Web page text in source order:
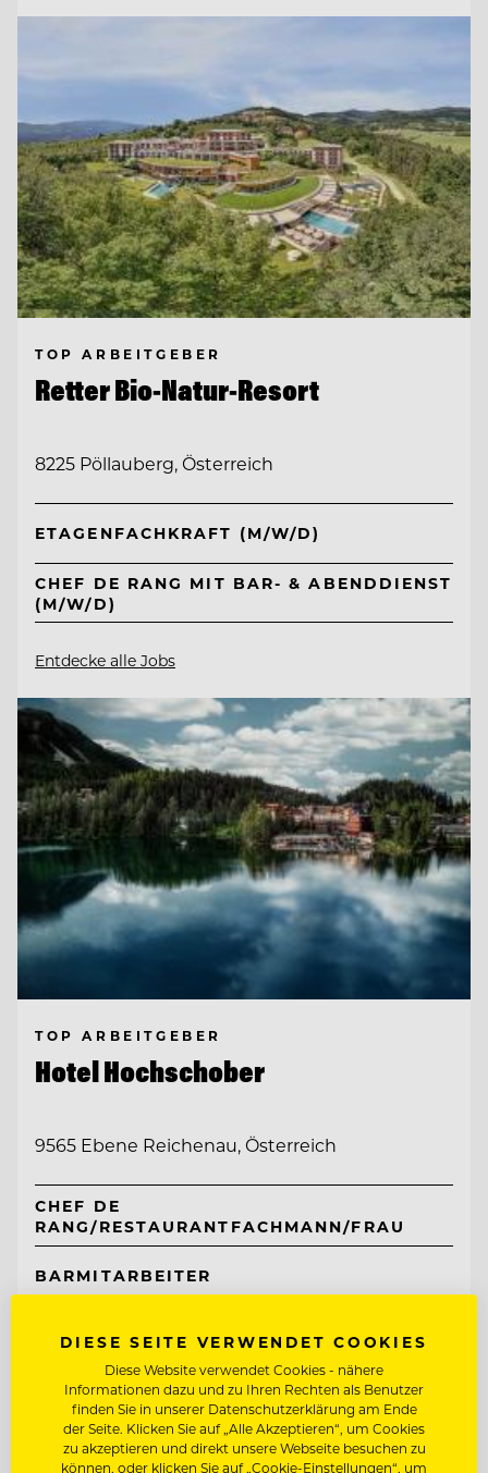
TOP ARBEITGEBER
Retter Bio-Natur-Resort
8225 Pöllauberg, Österreich
ETAGENFACHKRAFT (M/W/D)
CHEF DE RANG MIT BAR- & ABENDDIENST
(M/W/D)
Entdecke alle Jobs
TOP ARBEITGEBER
Hotel Hochschober
9565 Ebene Reichenau, Österreich
CHEF DE
RANG/RESTAURANTFACHMANN/FRAU
BARMITARBEITER
Entdecke alle Jobs
DIESE SEITE VERWENDET COOKIES
Diese Website verwendet Cookies - nähere
Informationen dazu und zu Ihren Rechten als Benutzer
finden Sie in unserer Datenschutzerklärung am Ende
der Seite. Klicken Sie auf „Alle Akzeptieren“, um Cookies
zu akzeptieren und direkt unsere Webseite besuchen zu
können, oder klicken Sie auf „Cookie-Einstellungen“, um